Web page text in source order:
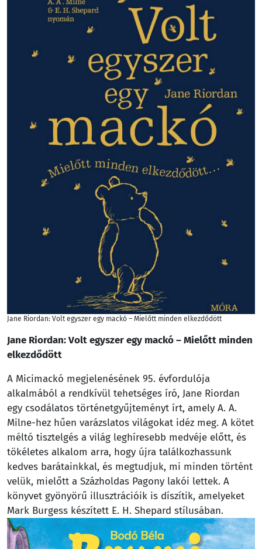
Jane Riordan: Volt egyszer egy mackó – Mielőtt minden elkezdődött
Jane Riordan: Volt egyszer egy mackó – Mielőtt minden
elkezdődött
A Micimackó megjelenésének 95. évfordulója
alkalmából a rendkívül tehetséges író, Jane Riordan
egy csodálatos történetgyűjteményt írt, amely A. A.
Milne-hez hűen varázslatos világokat idéz meg. A kötet
méltó tisztelgés a világ leghíresebb medvéje előtt, és
tökéletes alkalom arra, hogy újra találkozhassunk
kedves barátainkkal, és megtudjuk, mi minden történt
velük, mielőtt a Százholdas Pagony lakói lettek. A
könyvet gyönyörű illusztrációik is díszítik, amelyeket
Mark Burgess készített E. H. Shepard stílusában.